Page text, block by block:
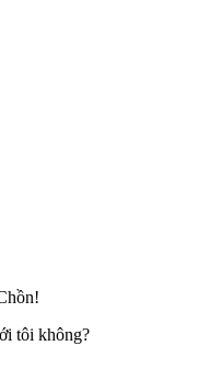
tôi không?